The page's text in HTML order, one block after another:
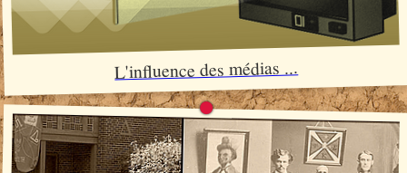
L'influence des médias ...